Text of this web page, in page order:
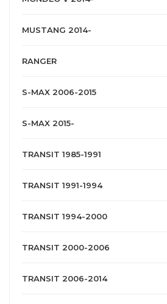
MUSTANG 2014-
RANGER
S-MAX 2006-2015
S-MAX 2015-
TRANSIT 1985-1991
TRANSIT 1991-1994
TRANSIT 1994-2000
TRANSIT 2000-2006
TRANSIT 2006-2014